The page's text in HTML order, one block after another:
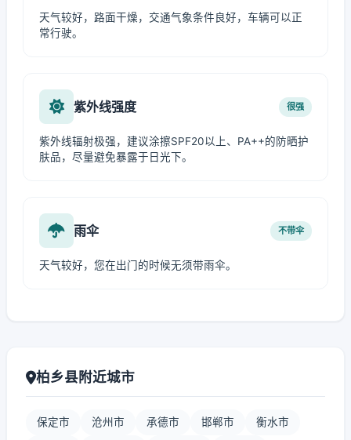
天气较好，路面干燥，交通气象条件良好，车辆可以正
常行驶。
紫外线强度 很强
紫外线辐射极强，建议涂擦SPF20以上、PA++的防晒护
肤品，尽量避免暴露于日光下。
雨伞 不带伞
天气较好，您在出门的时候无须带雨伞。
柏乡县附近城市
保定市 沧州市 承德市 邯郸市 衡水市